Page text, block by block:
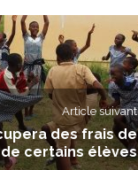
Article suivant
des frais de
certains élèves